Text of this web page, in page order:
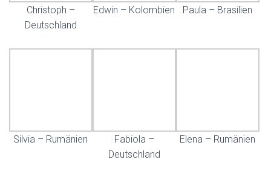
Christoph –
Deutschland
Edwin – Kolombien Paula – Brasilien
Silvia – Rumänien
Fabiola –
Deutschland
Elena – Rumänien